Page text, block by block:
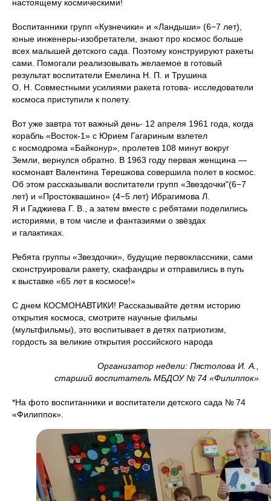
настоящему космическими!
Воспитанники групп «Кузнечики» и «Ландыши» (6−7 лет),
юные инженеры-изобретатели, знают про космос больше
всех малышей детского сада. Поэтому конструируют ракеты
сами. Помогали реализовывать желаемое в готовый
результат воспитатели Емелина Н. П. и Трушина
О. Н. Совместными усилиями ракета готова- исследователи
космоса приступили к полету.
Вот уже завтра тот важный день- 12 апреля 1961 года, когда
корабль «Восток-1» с Юрием Гагариным взлетел
с космодрома «Байконур», пролетев 108 минут вокруг
Земли, вернулся обратно. В 1963 году первая женщина —
космонавт Валентина Терешкова совершила полет в космос.
Об этом рассказывали воспитатели групп «Звездочки"(6−7
лет) и «Простоквашино» (4−5 лет) Ибрагимова Л.
Я и Гаджиева Г. В., а затем вместе с ребятами поделились
историями, в том числе и фантазиями о звёздах
и галактиках.
Ребята группы «Звездочки», будущие первоклассники, сами
сконструировали ракету, скафандры и отправились в путь
к выставке «65 лет в космосе!»
С днем КОСМОНАВТИКИ! Рассказывайте детям историю
открытия космоса, смотрите научные фильмы
(мультфильмы), это воспитывает в детях патриотизм,
гордость за великие открытия российского народа
Организатор недели: Пястолова И. А.,
старший воспитатель МБДОУ № 74 «Филиппок»
*На фото воспитанники и воспитатели детского сада № 74
«Филиппок».